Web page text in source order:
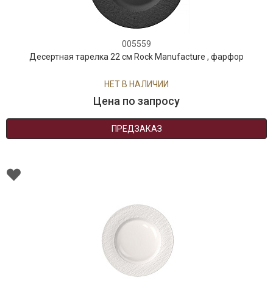
005559
Десертная тарелка 22 см Rock Manufacture , фарфор
НЕТ В НАЛИЧИИ
Цена по запросу
ПРЕДЗАКАЗ